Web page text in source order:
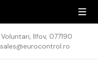
Ilfov, 077190
sales@eurocontrol.ro